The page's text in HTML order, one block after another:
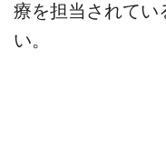
療を担当されてい
い。